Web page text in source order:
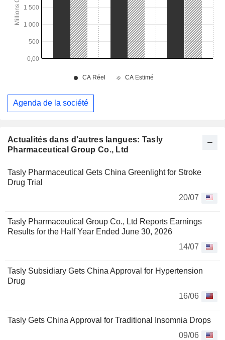
Actualités dans d'autres langues: Tasly
Pharmaceutical Group Co., Ltd
Tasly Pharmaceutical Gets China Greenlight for Stroke
Drug Trial
20/07
Tasly Pharmaceutical Group Co., Ltd Reports Earnings
Results for the Half Year Ended June 30, 2026
14/07
Tasly Subsidiary Gets China Approval for Hypertension
Drug
16/06
Tasly Gets China Approval for Traditional Insomnia Drops
09/06
Agenda de la société